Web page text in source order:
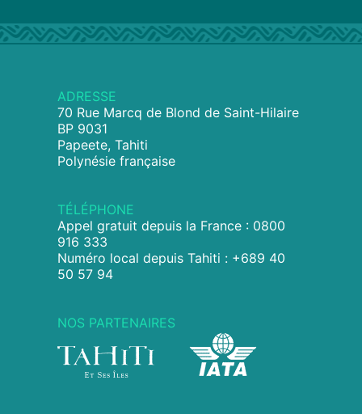
ADRESSE
70 Rue Marcq de Blond de Saint-Hilaire
BP 9031
Papeete, Tahiti
Polynésie française
TÉLÉPHONE
Appel gratuit depuis la France : 0800
916 333
Numéro local depuis Tahiti : +689 40
50 57 94
NOS PARTENAIRES